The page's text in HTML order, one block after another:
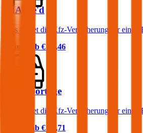
KIA cee'd
Was kostet die Kfz-Versicherung für einen
Prämie ab € 46,46
KIA Sportage
Was kostet die Kfz-Versicherung für einen
Prämie ab € 64,71